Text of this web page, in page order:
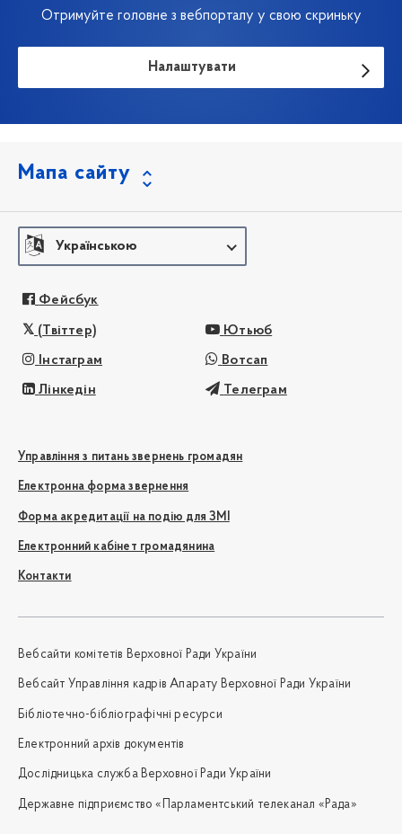
Отримуйте головне з вебпорталу у свою скриньку
Налаштувати
Мапа сайту
Українською
Фейсбук
(Твіттер) Ютьюб
Інстаграм Вотсап
Лінкедін Телеграм
Управління з питань звернень громадян
Електронна форма звернення
Форма акредитації на подію для ЗМІ
Електронний кабінет громадянина
Контакти
Вебсайти комітетів Верховної Ради України
Вебсайт Управління кадрів Апарату Верховної Ради України
Бібліотечно-бібліографічні ресурси
Електронний архів документів
Дослідницька служба Верховної Ради України
Державне підприємство «Парламентський телеканал «Рада»